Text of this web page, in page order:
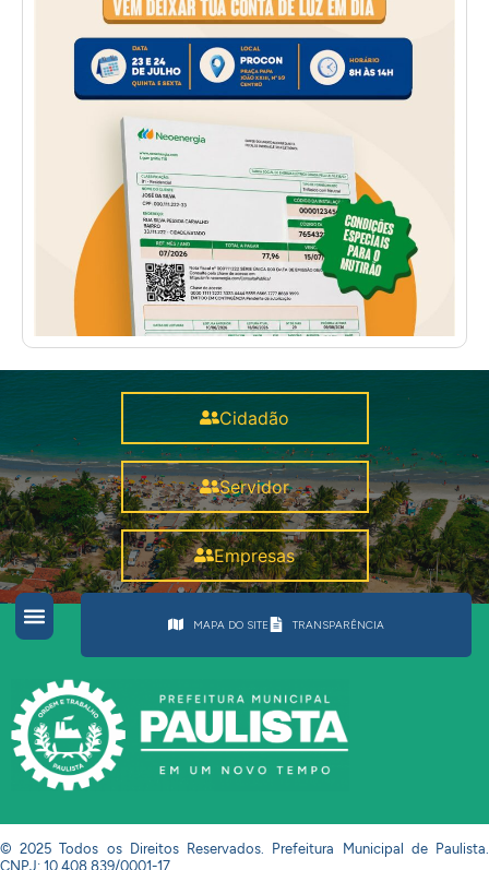
Cidadão
Servidor
Empresas
MAPA DO SITE TRANSPARÊNCIA
© 2025 Todos os Direitos Reservados. Prefeitura Municipal de Paulista.
CNPJ: 10.408.839/0001-17